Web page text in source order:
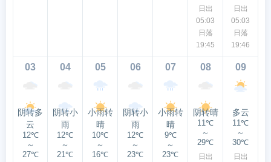
日出
05:03
日落
19:45
日出
05:03
日落
19:46
03
阴转多
云
12℃
～
27℃
04
阴转小
雨
12℃
～
21℃
05
小雨转
晴
10℃
～
16℃
06
阴转小
雨
12℃
～
23℃
07
小雨转
晴
9℃
～
23℃
08
阴转晴
11℃
～
29℃
日出
09
多云
11℃
～
30℃
日出